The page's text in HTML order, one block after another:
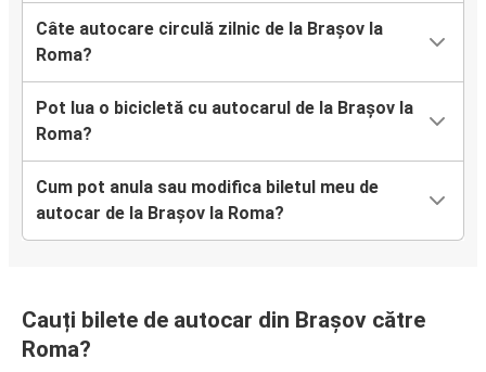
Câte autocare circulă zilnic de la Brașov la
Roma?
Pot lua o bicicletă cu autocarul de la Brașov la
Roma?
Cum pot anula sau modifica biletul meu de
autocar de la Brașov la Roma?
Cauți bilete de autocar din Brașov către
Roma?